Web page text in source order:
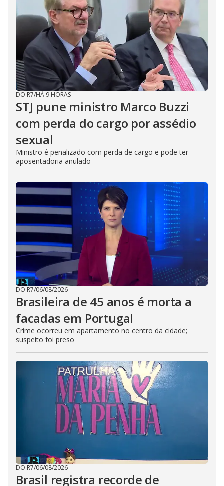
DO R7/HÁ 9 HORAS
STJ pune ministro Marco Buzzi
com perda do cargo por assédio
sexual
Ministro é penalizado com perda de cargo e pode ter
aposentadoria anulado
DO R7/06/08/2026
Brasileira de 45 anos é morta a
facadas em Portugal
Crime ocorreu em apartamento no centro da cidade;
suspeito foi preso
DO R7/06/08/2026
Brasil registra recorde de